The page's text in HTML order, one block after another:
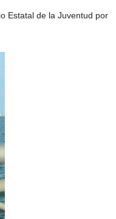
Estatal de la Juventud por